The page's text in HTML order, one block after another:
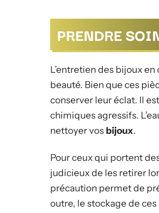
PRENDRE
L’entretien des bijoux
beauté. Bien que ces
conserver leur éclat. Il
chimiques agressifs.
nettoyer vos bijoux.
Pour ceux qui portent
judicieux de les retirer
précaution permet de
outre, le stockage de